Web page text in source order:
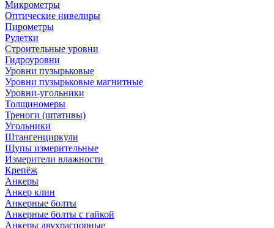
Микрометры
Оптические нивелиры
Пирометры
Рулетки
Строительные уровни
Гидроуровни
Уровни пузырьковые
Уровни пузырьковые магнитные
Уровни-угольники
Толщиномеры
Треноги (штативы)
Угольники
Штангенциркули
Щупы измерительные
Измерители влажности
Крепёж
Анкеры
Анкер клин
Анкерные болты
Анкерные болты с гайкой
Анкеры двухраспорные